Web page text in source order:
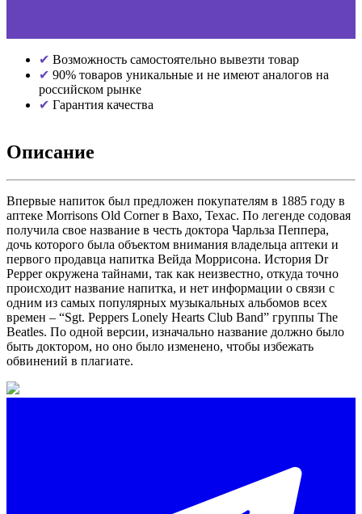
Возможность самостоятельно вывезти товар
90% товаров уникальные и не имеют аналогов на
российском рынке
Гарантия качества
Описание
Впервые напиток был предложен покупателям в 1885 году в
аптеке Morrisons Old Corner в Вахо, Техас. По легенде содовая
получила свое название в честь доктора Чарльза Пеппера,
дочь которого была объектом внимания владельца аптеки и
первого продавца напитка Вейда Моррисона. История Dr
Pepper окружена тайнами, так как неизвестно, откуда точно
происходит название напитка, и нет информации о связи с
одним из самых популярных музыкальных альбомов всех
времен – “Sgt. Peppers Lonely Hearts Club Band” группы The
Beatles. По одной версии, изначально название должно было
быть доктором, но оно было изменено, чтобы избежать
обвинений в плагиате.